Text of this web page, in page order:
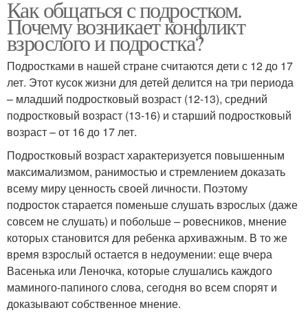
Как общаться с подростком.
Почему возникает конфликт
взрослого и подростка?
Подростками в нашей стране считаются дети с 12 до 17
лет. Этот кусок жизни для детей делится на три периода
– младший подростковый возраст (12-13), средний
подростковый возраст (13-16) и старший подростковый
возраст – от 16 до 17 лет.
Подростковый возраст характеризуется повышенным
максимализмом, ранимостью и стремлением доказать
всему миру ценность своей личности. Поэтому
подросток старается поменьше слушать взрослых (даже
совсем не слушать) и побольше – ровесников, мнение
которых становится для ребенка архиважным. В то же
время взрослый остается в недоумении: еще вчера
Васенька или Леночка, которые слушались каждого
маминого-папиного слова, сегодня во всем спорят и
доказывают собственное мнение.